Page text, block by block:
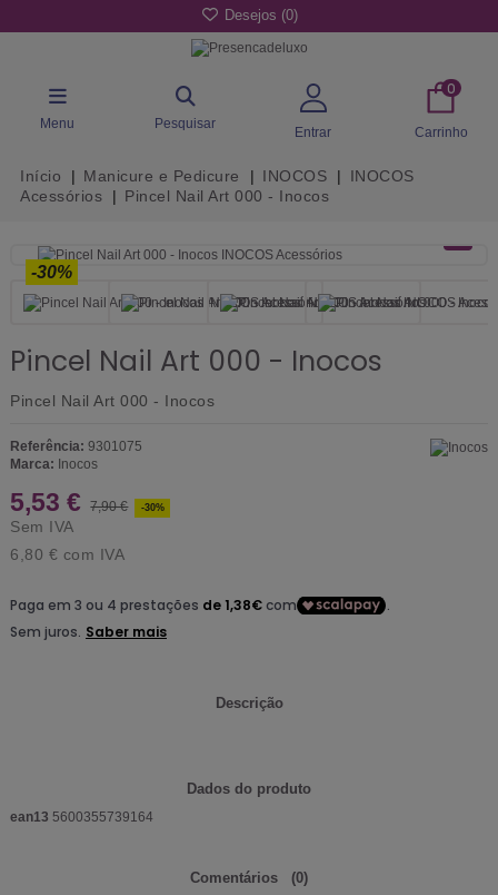
Desejos (0)
Menu Pesquisar
Entrar
0
Carrinho
Início Manicure e Pedicure INOCOS
INOCOS
Acessórios
Pincel Nail Art 000 - Inocos
-30%
Pincel Nail Art 000 - Inocos
Pincel Nail Art 000 - Inocos
Referência: 9301075
Marca: Inocos
5,53 € 7,90 € -30%
Sem IVA
6,80 € com IVA
Descrição
Dados do produto
ean13 5600355739164
Comentários (0)